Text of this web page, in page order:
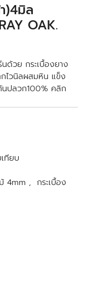
)4มิล
OAK.
ด้วย กระเบื้องยาง
ไวนิลผสมหิน แข็ง
ปลวก100% คลิก
ทียบ
4mm , กระเบื้อง